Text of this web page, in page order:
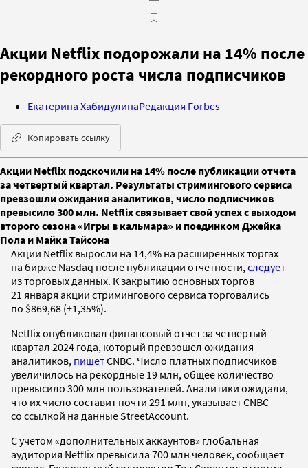
Акции Netflix подорожали на 14% после
рекордного роста числа подписчиков
Екатерина ХабидулинаРедакция Forbes
Копировать ссылку
Акции Netflix подскочили на 14% после публикации отчета
за четвертый квартал. Результаты стримингового сервиса
превзошли ожидания аналитиков, число подписчиков
превысило 300 млн. Netflix связывает свой успех с выходом
второго сезона «Игры в кальмара» и поединком Джейка
Пола и Майка Тайсона
Акции Netflix выросли на 14,4% на расширенных торгах
на бирже Nasdaq после публикации отчетности, следует
из торговых данных. К закрытию основных торгов
21 января акции стримингового сервиса торговались
по $869,68 (+1,35%).
Netflix опубликовал финансовый отчет за четвертый
квартал 2024 года, который превзошел ожидания
аналитиков, пишетCNBC. Число платных подписчиков
увеличилось на рекордные 19 млн, общее количество
превысило 300 млн пользователей. Аналитики ожидали,
что их число составит почти 291 млн, указывает CNBC
со ссылкой на данные StreetAccount.
С учетом «дополнительных аккаунтов» глобальная
аудитория Netflix превысила 700 млн человек, сообщает